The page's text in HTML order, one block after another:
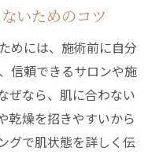
いためのコツ
めには、施術前に自分
信頼できるサロンや施
ぜなら、肌に合わない
乾燥を招きやすいから
グで肌状態を詳しく伝